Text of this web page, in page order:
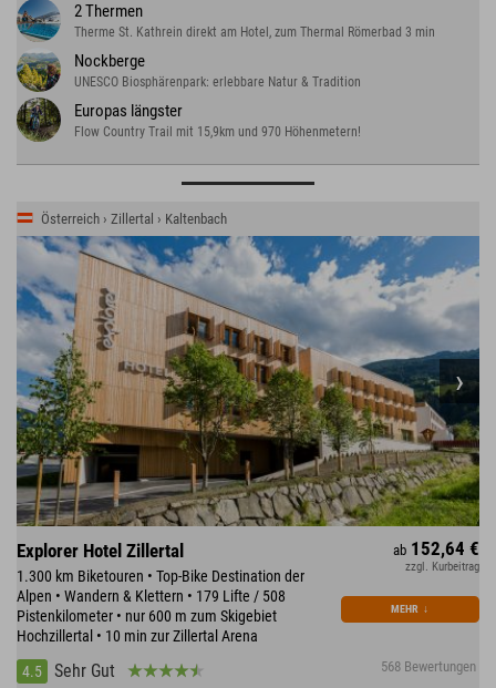
2 Thermen
Therme St. Kathrein direkt am Hotel, zum Thermal Römerbad 3 min
Nockberge
UNESCO Biosphärenpark: erlebbare Natur & Tradition
Europas längster
Flow Country Trail mit 15,9km und 970 Höhenmetern!
Österreich › Zillertal › Kaltenbach
Explorer Hotel Zillertal
1.300 km Biketouren • Top-Bike Destination der
Alpen • Wandern & Klettern • 179 Lifte / 508
Pistenkilometer • nur 600 m zum Skigebiet
Hochzillertal • 10 min zur Zillertal Arena
4.5
Sehr Gut 568 Bewertungen
ab 152,64 €
zzgl. Kurbeitrag
MEHR ↓